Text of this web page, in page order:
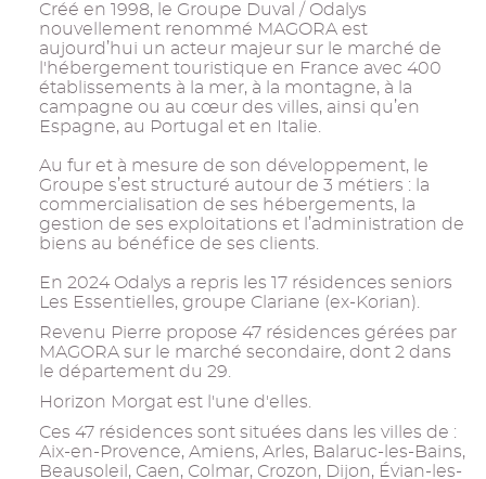
Créé en 1998, le Groupe Duval / Odalys
nouvellement renommé MAGORA est
aujourd’hui un acteur majeur sur le marché de
l'hébergement touristique en France avec 400
établissements à la mer, à la montagne, à la
campagne ou au cœur des villes, ainsi qu’en
Espagne, au Portugal et en Italie.
Au fur et à mesure de son développement, le
Groupe s’est structuré autour de 3 métiers : la
commercialisation de ses hébergements, la
gestion de ses exploitations et l’administration de
biens au bénéfice de ses clients.
En 2024 Odalys a repris les 17 résidences seniors
Les Essentielles, groupe Clariane (ex-Korian).
Revenu Pierre propose 47 résidences gérées par
MAGORA sur le marché secondaire, dont 2 dans
le département du 29.
Horizon Morgat est l'une d'elles.
Ces 47 résidences sont situées dans les villes de :
Aix-en-Provence, Amiens, Arles, Balaruc-les-Bains,
Beausoleil, Caen, Colmar, Crozon, Dijon, Évian-les-